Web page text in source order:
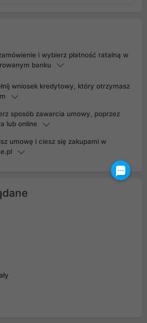
i wybierz płatność ratalną w
banku
wniosek kredytowy, który otrzymasz
sposób zawarcia umowy, poprzez
lub online
umowę i ciesz się zakupami w